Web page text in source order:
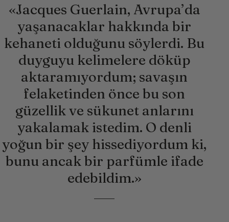
«Jacques Guerlain, Avrupa’da
yaşanacaklar hakkında bir
kehaneti olduğunu söylerdi. Bu
duyguyu kelimelere döküp
aktaramıyordum; savaşın
felaketinden önce bu son
güzellik ve sükunet anlarını
yakalamak istedim. O denli
yoğun bir şey hissediyordum ki,
bunu ancak bir parfümle ifade
edebildim.»